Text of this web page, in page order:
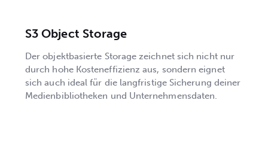
S3 Object Storage
Der objektbasierte Storage zeichnet sich nicht nur
durch hohe Kosteneffizienz aus, sondern eignet
sich auch ideal für die langfristige Sicherung deiner
Medienbibliotheken und Unternehmensdaten.